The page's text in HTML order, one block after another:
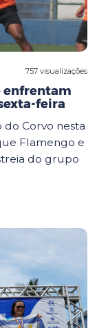
757 visualizações
enfrentam
feira
Corvo nesta
Flamengo e
do grupo